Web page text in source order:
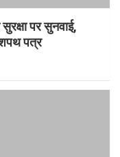
सुरक्षा पर सुनवाई,
शपथ पत्र